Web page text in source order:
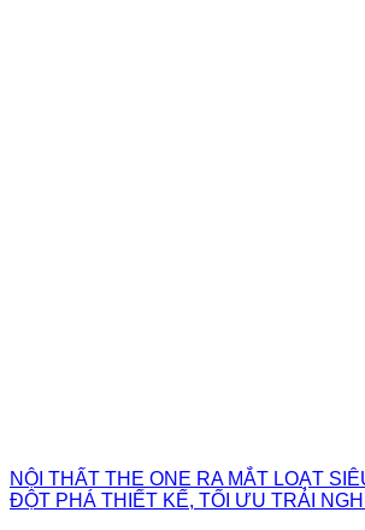
NỘI THẤT THE ONE RA MẮT LOẠT
ĐỘT PHÁ THIẾT KẾ, TỐI ƯU TRẢI